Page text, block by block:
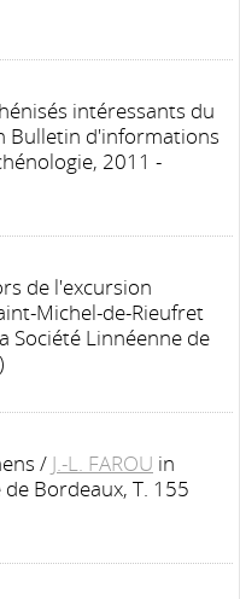
intéressants du
Bulletin d'informations
2011 -
de l'excursion
Michel-de-Rieufret
Société Linnéenne de
/ J.-L. FAROU in
Bordeaux, T. 155